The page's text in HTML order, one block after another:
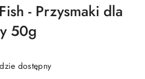
- Przysmaki dla
50g
dostępny